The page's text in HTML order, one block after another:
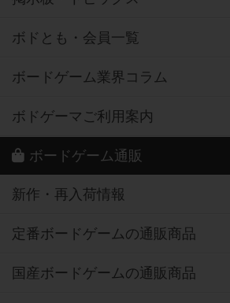
ボドとも・会員一覧
ボードゲーム業界コラム
ボドゲーマご利用案内
ボードゲーム通販
新作・再入荷情報
定番ボードゲームの通販商品
国産ボードゲームの通販商品